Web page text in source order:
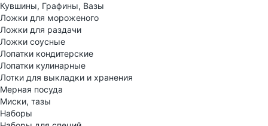
Кувшины, Графины, Вазы
Ложки для мороженого
Ложки для раздачи
Ложки соусные
Лопатки кондитерские
Лопатки кулинарные
Лотки для выкладки и хранения
Мерная посуда
Миски, тазы
Наборы